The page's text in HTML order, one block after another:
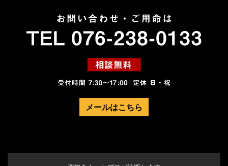
メールはこちら